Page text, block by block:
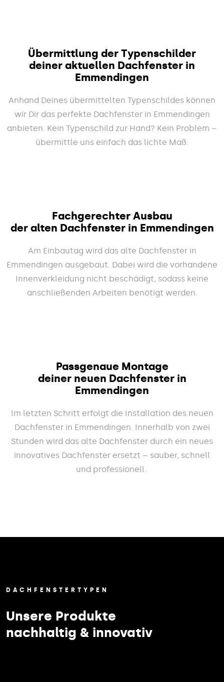
Übermittlung der Typenschilder
deiner aktuellen Dachfenster in
Emmendingen
Anhand Deines übermittelten Typenschildes können
wir Dir das perfekte Dachfenster in Emmendingen
anbieten. Kein Typenschild zur Hand? Kein Problem –
übermittle uns einfach das lichte Maß.
Fachgerechter Ausbau
der alten Dachfenster in Emmendingen
Am Einbautag wird das alte Dachfenster in
Emmendingen ausgebaut. Dabei wird die vorhandene
Innenverkleidung nicht beschädigt, sodass keine
anschließenden Arbeiten benötigt werden.
Passgenaue Montage
deiner neuen Dachfenster in
Emmendingen
Im letzten Schritt erfolgt die Installation des neuen
Dachfenster in Emmendingen. Innerhalb von zwei
Stunden wird das alte Dachfenster durch ein neues
innovatives Dachfenster ersetzt – sauber, schnell
und professionell.
DACHFENSTERTYPEN
Unsere Produkte
nachhaltig & innovativ